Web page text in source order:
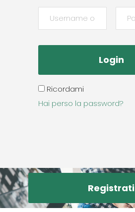
Ricordami
Hai perso la password?
Registrati